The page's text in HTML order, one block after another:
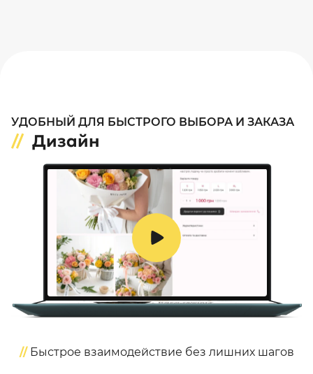
Дизайн
УДОБНЫЙ ДЛЯ БЫСТРОГО ВЫБОРА И ЗАКАЗА
//Быстрое взаимодействие без лишних шагов